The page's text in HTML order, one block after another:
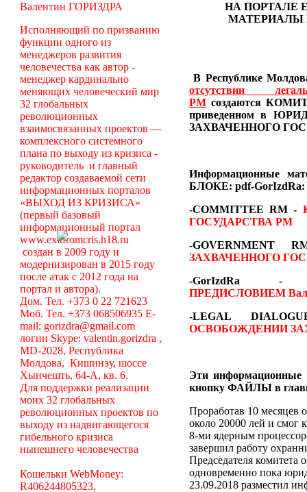
Валентин ГОРИЗДРА
Исполняющий по призванию
функции одного из
менеджеров развития
человечества как автор -
менеджер кардинально
меняющих человеческий мир
32 глобальных
революционных
взаимосвязанных проектов —
комплексного системного
плана по выходу из кризиса -
руководитель и главный
редактор создаваемой сети
информационных порталов
«ВЫХОД ИЗ КРИЗИСА»
(первый базовый
информационный портал
www.exitfromcris.h18.ru
создан в 2009 году и
модернизирован в 2015 году
после атак с 2012 года на
портал и автора).
Дом. Тел. +373 0 22 721623
Моб. Тел. +373 068506935 E-
mail: gorizdra@gmail.com
логин Skype: valentin.gorizdra ,
MD-2028, Республика
Молдова, Кишинэу, шоссе
Хынчешть, 64-А, кв. 6.
Для поддержки реализации
моих 32 глобальных
революционных проектов по
выходу из надвигающегося
гибельного кризиса
нынешнего человечества
Кошельки WebMoney:
R406244805323,
НА ПОРТАЛЕ
МАТЕРИАЛЫ
В Республике
отсутствии
РМ создаются
приведенном в
ЗАХВАЧЕННОГО
Информационные
БЛОКЕ: pdf-GorIzdRa:
-COMMITTEE RM -
ГОСУДАРСТВА РМ
-
ЗАХВАЧЕННОГО
-
ПРЕДИСЛОВИЕМ
-LEGAL
ОСВОБОЖДЕНИИ
Эти информационные
кнопку ФАЙЛЫ в
Проработав 10 месяцев
около 20000 лей и смог
8-ми ядерным
завершил работу
Председателя комитета
одновременно пока
23.09.2018 разместил